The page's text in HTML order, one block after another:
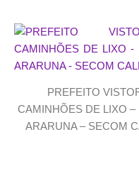
PREFEITO
CAMINHÕES DE LIXO –
ARARUNA – SECOM